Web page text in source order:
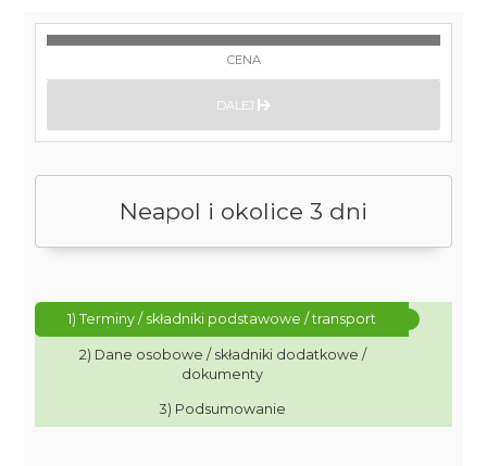
Neapol i okolice 3 dni
1) Terminy / składniki podstawowe / transport
2) Dane osobowe / składniki dodatkowe /
dokumenty
3) Podsumowanie
CENA
DALEJ